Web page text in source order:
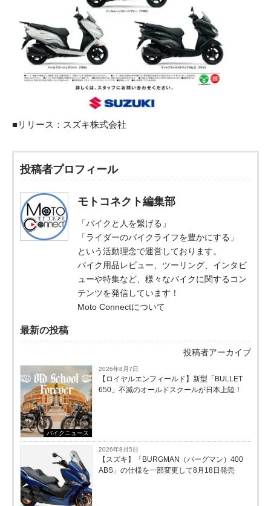
■リリース： スズキ株式会社
投稿者プロフィール
モトコネクト編集部
「バイクと人を繋げる」
「ライダーのバイクライフを豊かにする」
という活動理念で運営しております。
バイク用品レビュー、ツーリング、インタビ
ューや特集など、様々なバイクに関するコン
テンツを発信しています！
Moto Connectについて
最新の投稿
投稿者アーカイブ
バイクニュース
2026年8月7日
【ロイヤルエンフィールド】新型「BULLET
650」不滅のオールドスクールが⽇本上陸！
2026年8月5日
【スズキ】「BURGMAN（バーグマン）400
ABS」の仕様を一部変更して8月18日発売